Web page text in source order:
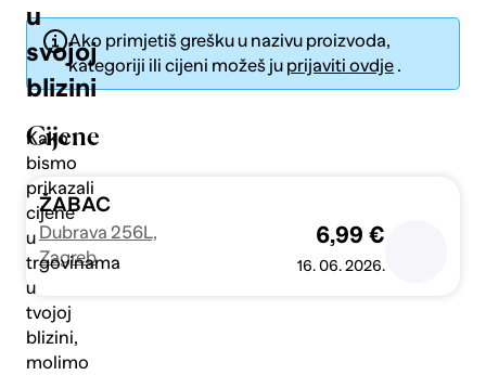
u
svojoj
blizini
Kako
bismo
prikazali
cijene
u
trgovinama
u
tvojoj
blizini,
molimo
Pošalji
Ako primjetiš grešku u nazivu proizvoda,
kategoriji ili cijeni možeš ju prijaviti ovdje .
Cijene
ŽABAC
Dubrava 256L,
Zagreb
6,99 €
16. 06. 2026.